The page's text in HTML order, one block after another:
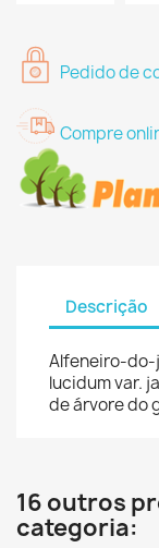
Pedido de
Compre
Descrição
Alfeneiro-do-
lucidum var.
de árvore do
16 outros
categoria: